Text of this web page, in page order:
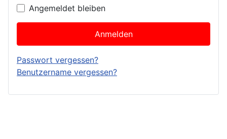
Angemeldet bleiben
Anmelden
Passwort vergessen?
Benutzername vergessen?